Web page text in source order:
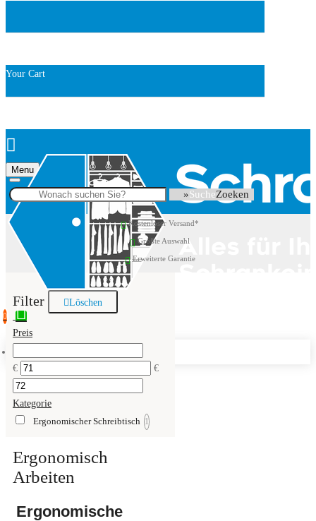
Your Cart
Menu
0
Suche
Kostenloser Versand*
Größte Auswahl
Erweiterte Garantie
Filter Löschen
Preis
€ €
Kategorie
Ergonomischer Schreibtisch 1
Ergonomisch
Arbeiten
Ergonomische